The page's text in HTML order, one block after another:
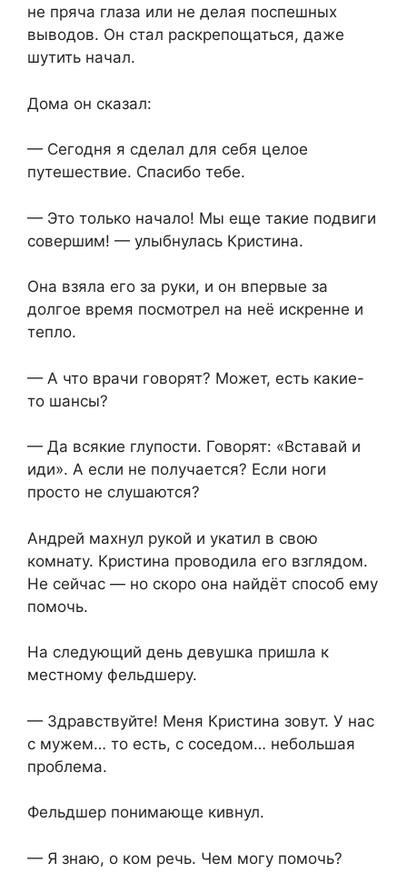
не пряча глаза или не делая поспешных
выводов. Он стал раскрепощаться, даже
шутить начал.
Дома он сказал:
— Сегодня я сделал для себя целое
путешествие. Спасибо тебе.
— Это только начало! Мы еще такие подвиги
совершим! — улыбнулась Кристина.
Она взяла его за руки, и он впервые за
долгое время посмотрел на неё искренне и
тепло.
— А что врачи говорят? Может, есть какие-
то шансы?
— Да всякие глупости. Говорят: «Вставай и
иди». А если не получается? Если ноги
просто не слушаются?
Андрей махнул рукой и укатил в свою
комнату. Кристина проводила его взглядом.
Не сейчас — но скоро она найдёт способ ему
помочь.
На следующий день девушка пришла к
местному фельдшеру.
— Здравствуйте! Меня Кристина зовут. У нас
с мужем… то есть, с соседом… небольшая
проблема.
Фельдшер понимающе кивнул.
— Я знаю, о ком речь. Чем могу помочь?